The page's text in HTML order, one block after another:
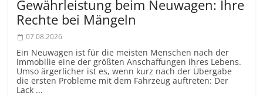
Gewährleistung beim Neuwagen: Ihre
Rechte bei Mängeln
07.08.2026
Ein Neuwagen ist für die meisten Menschen nach der
Immobilie eine der größten Anschaffungen ihres Lebens.
Umso ärgerlicher ist es, wenn kurz nach der Übergabe
die ersten Probleme mit dem Fahrzeug auftreten: Der
Lack ...